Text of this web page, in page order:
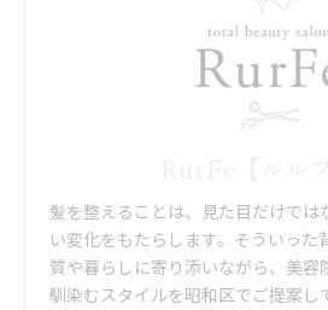
髪を整えることは、見た目だけでは
い変化をもたらします。そういった
質や暮らしに寄り添いながら、美容
馴染むスタイルを昭和区でご提案し